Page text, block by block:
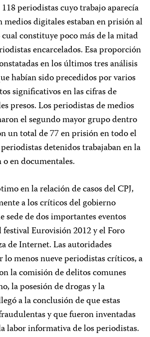
periodistas cuyo trabajo aparecía
digitales estaban en prisión al
constituye poco más de la mitad
encarcelados. Esa proporción
en los últimos tres análisis
habían sido precedidos por varios
significativos en las cifras de
presos. Los periodistas de medios
el segundo mayor grupo dentro
un total de 77 en prisión en todo el
detenidos trabajaban en la
en documentales.
en la relación de casos del CPJ,
a los críticos del gobierno
sede de dos importantes eventos
Eurovisión 2012 y el Foro
de Internet. Las autoridades
lo menos nueve periodistas críticos, a
la comisión de delitos comunes
la posesión de drogas y la
a la conclusión de que estas
y que fueron inventadas
labor informativa de los periodistas.